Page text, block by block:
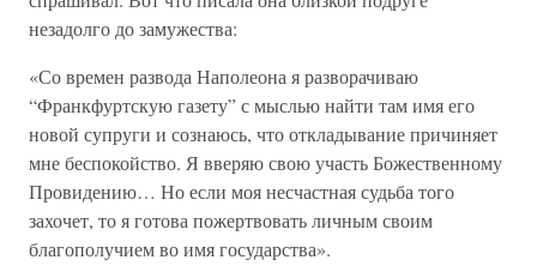
незадолго до замужества:
«Со времен развода Наполеона я разворачиваю
“Франкфуртскую газету” с мыслью найти там имя его
новой супруги и сознаюсь, что откладывание причиняет
мне беспокойство. Я вверяю свою участь Божественному
Провидению… Но если моя несчастная судьба того
захочет, то я готова пожертвовать личным своим
благополучием во имя государства».